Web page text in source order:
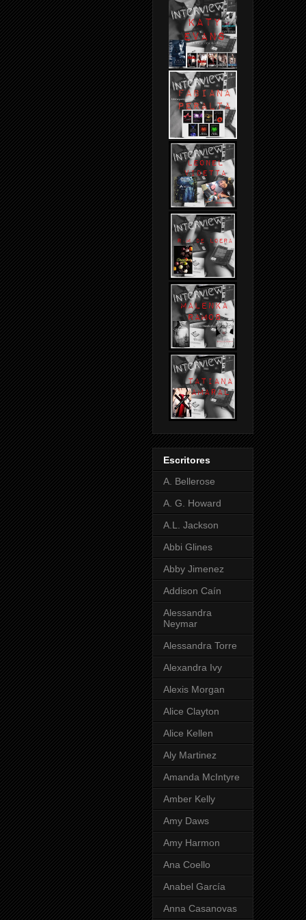
Escritores
A. Bellerose
A. G. Howard
A.L. Jackson
Abbi Glines
Abby Jimenez
Addison Caín
Alessandra
Neymar
Alessandra Torre
Alexandra Ivy
Alexis Morgan
Alice Clayton
Alice Kellen
Aly Martinez
Amanda McIntyre
Amber Kelly
Amy Daws
Amy Harmon
Ana Coello
Anabel García
Anna Casanovas